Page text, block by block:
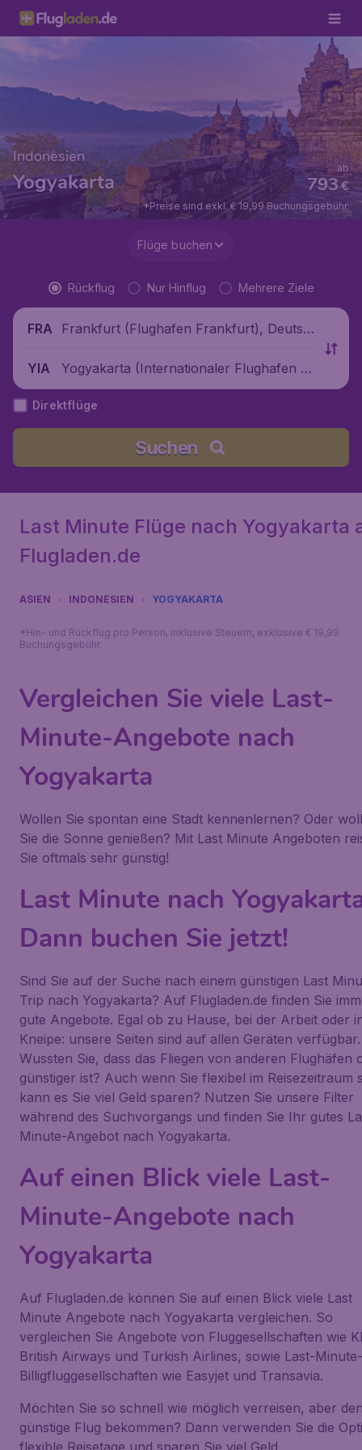
Indonesien
Yogyakarta €
793
ab
*Preise sind exkl. € 19,99 Buchungsgebühr.
Flüge buchen
Rückflug Nur Hinflug Mehrere Ziele
FRA
Frankfurt (Flughafen Frankfurt), Deutsc
YIA
Yogyakarta (Internationaler Flughafen Y
ogyakarta), Indonesien
Direktflüge
Suchen
Last Minute Flüge nach Yogyakarta
Flugladen.de
ASIEN INDONESIEN YOGYAKARTA
*Hin- und Rückflug pro Person, inklusive Steuern, exklusive € 19,99
Buchungsgebühr.
Vergleichen Sie viele Last-
Minute-Angebote nach
Yogyakarta
Wollen Sie spontan eine Stadt kennenlernen? Oder
Sie die Sonne genießen? Mit Last Minute Angeboten
Sie oftmals sehr günstig!
Last Minute nach
Dann buchen Sie jetzt!
Sind Sie auf der Suche nach einem günstigen Last
Trip nach Yogyakarta? Auf Flugladen.de finden Sie
gute Angebote. Egal ob zu Hause, bei der Arbeit oder
Kneipe: unsere Seiten sind auf allen Geräten verfügbar.
Wussten Sie, dass das Fliegen von anderen Flughäfen
günstiger ist? Auch wenn Sie flexibel im Reisezeitraum
kann es Sie viel Geld sparen? Nutzen Sie unsere Filter
während des Suchvorgangs und finden Sie Ihr gutes
Minute-Angebot nach Yogyakarta.
Auf einen Blick viele Last-
Minute-Angebote nach
Yogyakarta
Auf Flugladen.de können Sie auf einen Blick viele Last
Minute Angebote nach Yogyakarta vergleichen. So
vergleichen Sie Angebote von Fluggesellschaften wie
British Airways und Turkish Airlines, sowie Last-Minute-
Billigfluggesellschaften wie Easyjet und Transavia.
Möchten Sie so schnell wie möglich verreisen, aber
günstige Flug bekommen? Dann verwenden Sie die
flexible Reisetage und sparen Sie viel Geld.